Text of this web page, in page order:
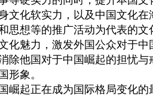
文化软实力，以及中国文化在
思想等的推广活动为代表的文
化魅力，激发外国公众对于中
除他国对于中国崛起的担忧与
形象。
起正在成为国际格局变化的